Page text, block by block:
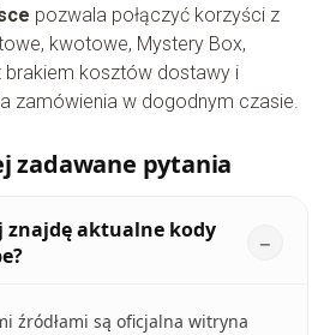
pozwala połączyć korzyści z
kwotowe, Mystery Box,
brakiem kosztów dostawy i
zamówienia w dogodnym czasie.
zadawane pytania
znajdę aktualne kody
źródłami są oficjalna witryna